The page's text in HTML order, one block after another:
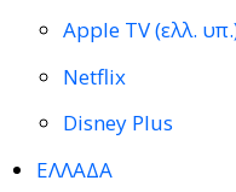
Apple TV (ελλ.
Netflix
Disney Plus
ΕΛΛΑΔΑ